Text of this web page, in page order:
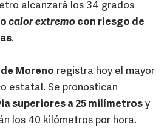
alcanzará los 34 grados
calor extremo con riesgo de
.
Moreno registra hoy el mayor
estatal. Se pronostican
superiores a 25 milímetros y
los 40 kilómetros por hora.